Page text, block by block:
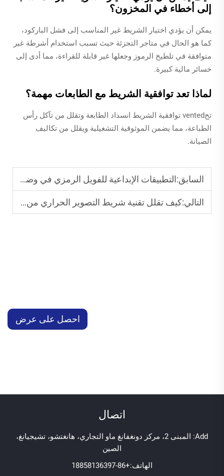
إلى أخطاء في المخزون؟
يمكن أن يؤدي اختيار الشريط غير المناسب إلى فشل الباركود،
كما هو الحال في متاجر التجزئة حيث تسبب استخدام أشرطة غير
متوافقة في تلطيخ الرموز وجعلها غير قابلة للقراءة، مما أدى إلى
خسائر مالية كبيرة.
لماذا تعد توافقية الشريط مع الطابعات مهمة؟
تحvented توافقية الشريط انسداد الطابعة وتقلل من تآكل رأس
الطباعة، مما يضمن الموثوقية التشغيلية ويقلل من تكاليف
الصيانة.
السابق:التطبيقات الإبداعية للفويل الرمزي في وضع العلامات على المنتجات
التالي:كيف تقلل تقنية شريط التصوير الحراري من تكاليف الملصقات
احصل على عرض
اتصال
Add: المبنى 2، مركز دونغفانغ ماو التجاري، هانغتشو، تشيجيانغ،
الصين
الهاتف:+86-18858136397